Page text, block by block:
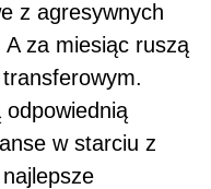
z agresywnych
za miesiąc ruszą
odpowiednią
w starciu z